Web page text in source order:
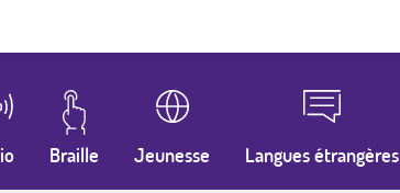
Braille Jeunesse Langues étrangères